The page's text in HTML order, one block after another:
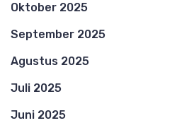
Oktober 2025
September 2025
Agustus 2025
Juli 2025
Juni 2025